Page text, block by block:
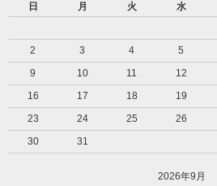
日
月 火 水
2
3 4 5
9
10 11 12
16
17 18 19
23
24 25 26
30
31
2026年9月